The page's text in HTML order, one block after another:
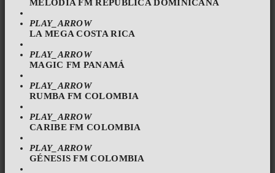
MELODÍA FM REPÚBLICA DOMINICANA
PLAY_ARROW
LA MEGA COSTA RICA
PLAY_ARROW
MAGIC FM PANAMÁ
PLAY_ARROW
RUMBA FM COLOMBIA
PLAY_ARROW
CARIBE FM COLOMBIA
PLAY_ARROW
GÉNESIS FM COLOMBIA